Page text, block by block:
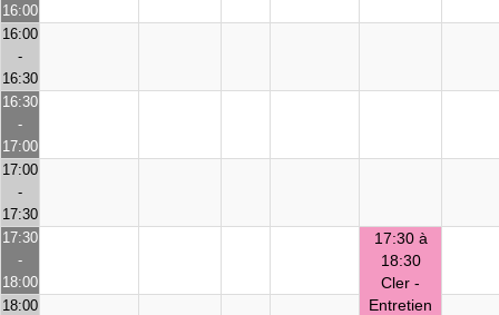
16:00
16:00
-
16:30
16:30
-
17:00
17:00
-
17:30
17:30
-
18:00
17:30 à
18:30
Cler -
Entretien
18:00